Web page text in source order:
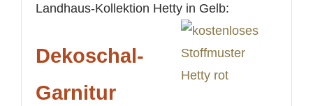
Landhaus-Kollektion Hetty in Gelb:
Dekoschal-
Garnitur